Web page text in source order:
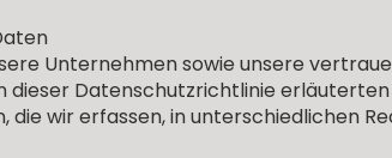
Unternehmen sowie unsere
dieser Datenschutzrichtlinie
die wir erfassen, in unterschiedlichen